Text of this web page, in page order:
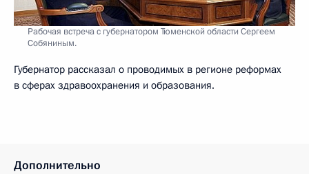
Рабочая встреча с губернатором Тюменской области Сергеем
Собяниным.
Губернатор рассказал о проводимых в регионе реформах
в сферах здравоохранения и образования.
Дополнительно